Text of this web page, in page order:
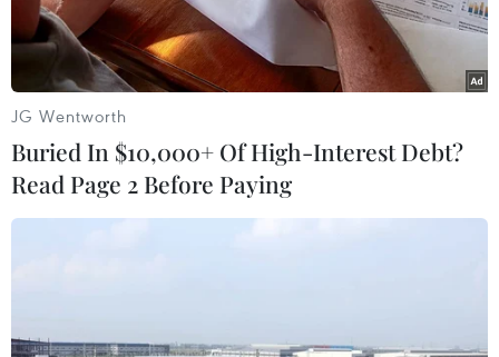
được một thỏa thuận ngừng bắn và lập lại hòa
bình.”
JG Wentworth
Buried In $10,000+ Of High-Interest Debt?
Read Page 2 Before Paying